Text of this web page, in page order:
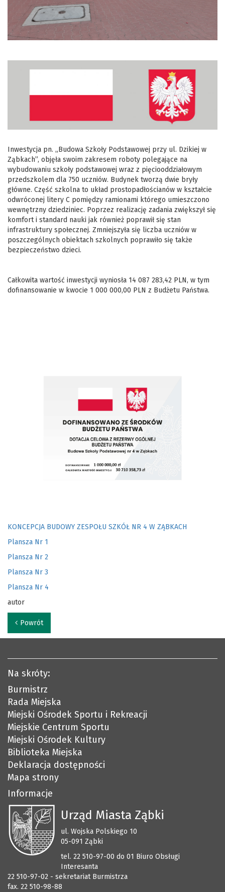
Inwestycja pn. „Budowa Szkoły Podstawowej przy ul. Dzikiej w
Ząbkach”, objęła swoim zakresem roboty polegające na
wybudowaniu szkoły podstawowej wraz z pięciooddziałowym
przedszkolem dla 750 uczniów. Budynek tworzą dwie bryły
główne. Część szkolna to układ prostopadłościanów w kształcie
odwróconej litery C pomiędzy ramionami którego umieszczono
wewnętrzny dziedziniec. Poprzez realizację zadania zwiększył się
komfort i standard nauki jak również poprawił się stan
infrastruktury społecznej. Zmniejszyła się liczba uczniów w
poszczególnych obiektach szkolnych poprawiło się także
bezpieczeństwo dzieci.
Całkowita wartość inwestycji wyniosła 14 087 283,42 PLN, w tym
dofinansowanie w kwocie 1 000 000,00 PLN z Budżetu Państwa.
KONCEPCJA BUDOWY ZESPOŁU SZKÓŁ NR 4 W ZĄBKACH
Plansza Nr 1
Plansza Nr 2
Plansza Nr 3
Plansza Nr 4
autor
Powrót
Na skróty:
Burmistrz
Rada Miejska
Miejski Ośrodek Sportu i Rekreacji
Miejskie Centrum Sportu
Miejski Ośrodek Kultury
Biblioteka Miejska
Deklaracja dostępności
Mapa strony
Informacje
Urząd Miasta Ząbki
ul. Wojska Polskiego 10
05-091 Ząbki
tel. 22 510-97-00 do 01 Biuro Obsługi
Interesanta
22 510-97-02 - sekretariat Burmistrza
fax. 22 510-98-88